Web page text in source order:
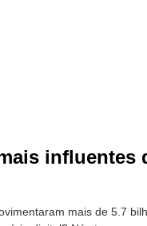
influentes
mais de 5.7